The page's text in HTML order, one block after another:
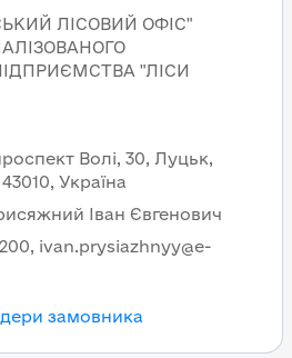
ЛІСОВИЙ ОФІС"
"ЛІСИ
Волі, 30, Луцьк,
Україна
Іван Євгенович
ivan.prysiazhnyy@e-
замовника